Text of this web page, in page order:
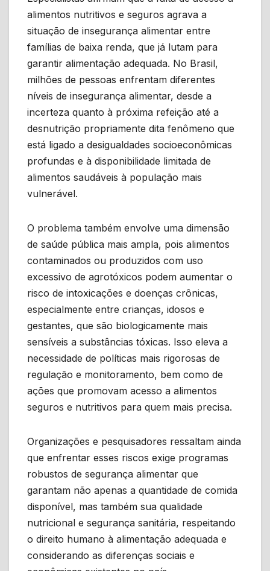
alimentos nutritivos e seguros agrava a
situação de insegurança alimentar entre
famílias de baixa renda, que já lutam para
garantir alimentação adequada. No Brasil,
milhões de pessoas enfrentam diferentes
níveis de insegurança alimentar, desde a
incerteza quanto à próxima refeição até a
desnutrição propriamente dita fenômeno que
está ligado a desigualdades socioeconômicas
profundas e à disponibilidade limitada de
alimentos saudáveis à população mais
vulnerável.
O problema também envolve uma dimensão
de saúde pública mais ampla, pois alimentos
contaminados ou produzidos com uso
excessivo de agrotóxicos podem aumentar o
risco de intoxicações e doenças crônicas,
especialmente entre crianças, idosos e
gestantes, que são biologicamente mais
sensíveis a substâncias tóxicas. Isso eleva a
necessidade de políticas mais rigorosas de
regulação e monitoramento, bem como de
ações que promovam acesso a alimentos
seguros e nutritivos para quem mais precisa.
Organizações e pesquisadores ressaltam ainda
que enfrentar esses riscos exige programas
robustos de segurança alimentar que
garantam não apenas a quantidade de comida
disponível, mas também sua qualidade
nutricional e segurança sanitária, respeitando
o direito humano à alimentação adequada e
considerando as diferenças sociais e